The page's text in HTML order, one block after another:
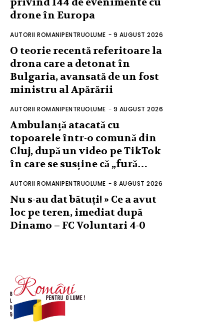
drone în Europa
AUTORII ROMANIPENTRUOLUME - 9 AUGUST 2026
O teorie recentă referitoare la
drona care a detonat în
Bulgaria, avansată de un fost
ministru al Apărării
AUTORII ROMANIPENTRUOLUME - 9 AUGUST 2026
Ambulanță atacată cu
topoarele într-o comună din
Cluj, după un video pe TikTok
în care se susține că „fură…
AUTORII ROMANIPENTRUOLUME - 8 AUGUST 2026
Nu s-au dat bătuți! » Ce a avut
loc pe teren, imediat după
Dinamo – FC Voluntari 4-0